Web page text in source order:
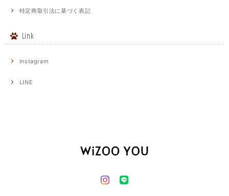
特定商取引法に基づく表記
Link
Instagram
LINE